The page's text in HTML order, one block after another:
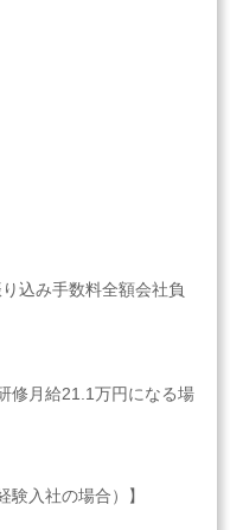
込み手数料全額会社負
修月給21.1万円になる場
験入社の場合）】